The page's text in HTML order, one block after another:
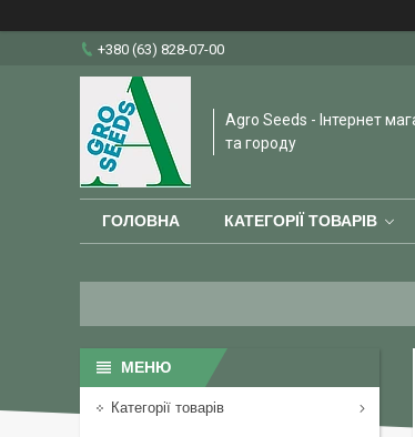
+380 (63) 828-07-00
Agro Seeds - Інтернет
та городу
ГОЛОВНА КАТЕГОРІЇ ТОВАРІВ
Категорії товарів